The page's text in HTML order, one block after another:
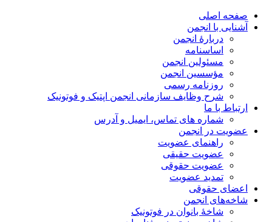
صفحه اصلی
آشنایی با انجمن
دربارۀ انجمن
اساسنامه
مسئولین انجمن
مؤسسین انجمن
روزنامه رسمی
شرح وظایف سازمانی انجمن اپتیک و فوتونیک
ارتباط با ما
شماره های تماس، ایمیل و آدرس
عضویت در انجمن
راهنمای عضویت
عضویت حقیقی
عضویت حقوقی
تمدید عضویت
اعضای حقوقی
شاخه‌های انجمن
شاخۀ بانوان در فوتونیک